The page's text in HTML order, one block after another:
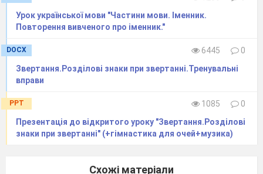
4. Запис переказу
5. Зачитування 2 – 3 переказів
V.Підсумок уроку
-
Що нового ви сьогодні дізналися?
- Що давалося легко?
- Під час виконання якого завдання виникли
ускладнення?
Урок української мови "Частини мови. Іменник.
Повторення вивченого про іменник."
DOCX 6445
0
Звертання.Розділові знаки при звертанні.Тренувальні
вправи
PPT 1085
0
Презентація до відкритого уроку "Звертання.Розділові
знаки при звертанні" (+гімнастика для очей+музика)
Схожі матеріали